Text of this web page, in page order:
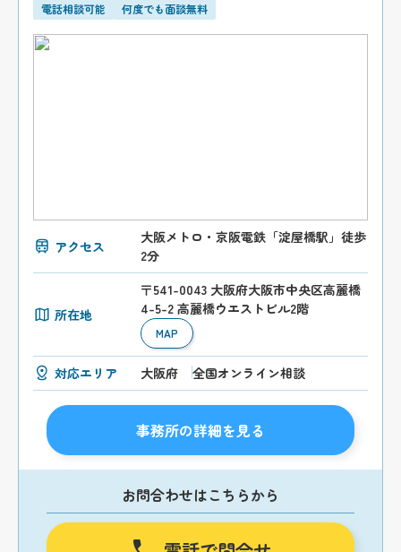
電話相談可能
何度でも面談無料
アクセス
大阪メトロ・京阪電鉄「淀屋橋駅」徒歩
2分
所在地
〒541-0043 大阪府大阪市中央区高麗橋
4-5-2 高麗橋ウエストビル2階
MAP
対応エリア 大阪府 全国オンライン相談
事務所の詳細を見る
お問合わせはこちらから